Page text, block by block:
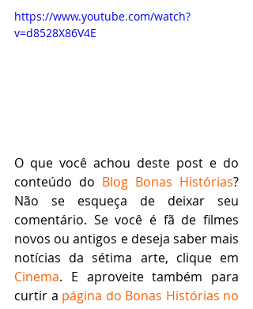
https://www.youtube.com/watch?
v=d8528X86V4E
O que você achou deste post e do
conteúdo do Blog Bonas Histórias?
Não se esqueça de deixar seu
comentário. Se você é fã de filmes
novos ou antigos e deseja saber mais
Cinema. E aproveite também para
curtir a página do Bonas Histórias no